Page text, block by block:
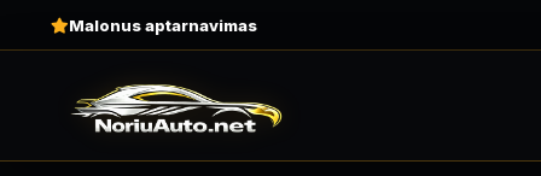
Malonus aptarnavimas